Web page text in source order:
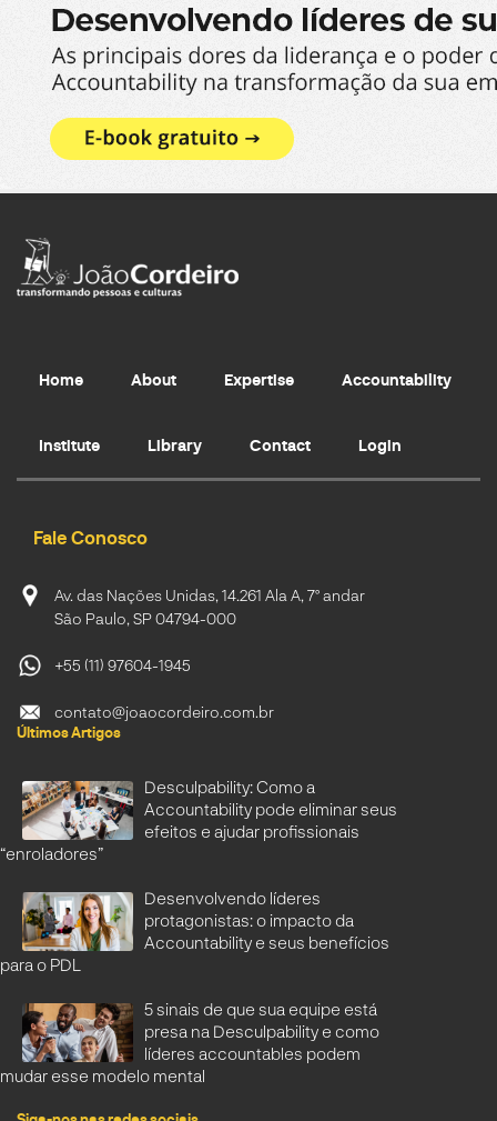
Home About Expertise Accountability
Institute Library Contact Login
Fale Conosco
Av. das Nações Unidas, 14.261 Ala A, 7º andar
São Paulo, SP 04794-000
+55 (11) 97604-1945
contato@joaocordeiro.com.br
Últimos Artigos
Desculpability: Como a
Accountability pode eliminar seus
efeitos e ajudar profissionais
“enroladores”
Desenvolvendo líderes
protagonistas: o impacto da
Accountability e seus benefícios
para o PDL
5 sinais de que sua equipe está
presa na Desculpability e como
líderes accountables podem
mudar esse modelo mental